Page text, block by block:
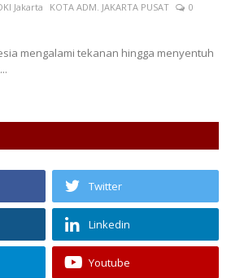
Jakarta KOTA ADM. JAKARTA PUSAT
0
mengalami tekanan hingga menyentuh
Twitter
Linkedin
Youtube